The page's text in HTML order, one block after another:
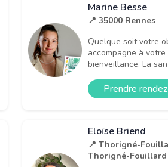
Marine Besse
📍 35000 Rennes
Quelque soit votre
accompagne à
bienveillance. La
Prendre
Eloïse Briend
📍 Thorigné-
Thorigné-Fouillard